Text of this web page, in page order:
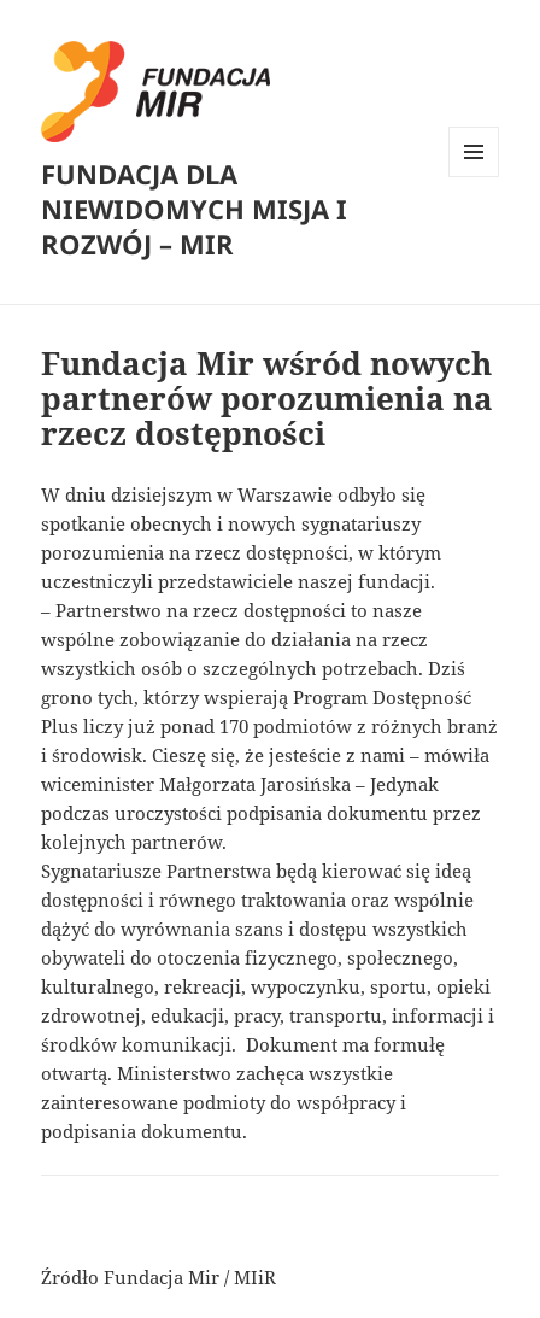
FUNDACJA DLA
NIEWIDOMYCH MISJA I
ROZWÓJ – MIR
Fundacja Mir wśród nowych
partnerów porozumienia na
rzecz dostępności
W dniu dzisiejszym w Warszawie odbyło się
spotkanie obecnych i nowych sygnatariuszy
porozumienia na rzecz dostępności, w którym
uczestniczyli przedstawiciele naszej fundacji.
– Partnerstwo na rzecz dostępności to nasze
wspólne zobowiązanie do działania na rzecz
wszystkich osób o szczególnych potrzebach. Dziś
grono tych, którzy wspierają Program Dostępność
Plus liczy już ponad 170 podmiotów z różnych branż
i środowisk. Cieszę się, że jesteście z nami – mówiła
wiceminister Małgorzata Jarosińska – Jedynak
podczas uroczystości podpisania dokumentu przez
kolejnych partnerów.
Sygnatariusze Partnerstwa będą kierować się ideą
dostępności i równego traktowania oraz wspólnie
dążyć do wyrównania szans i dostępu wszystkich
obywateli do otoczenia fizycznego, społecznego,
kulturalnego, rekreacji, wypoczynku, sportu, opieki
zdrowotnej, edukacji, pracy, transportu, informacji i
środków komunikacji. Dokument ma formułę
otwartą. Ministerstwo zachęca wszystkie
zainteresowane podmioty do współpracy i
podpisania dokumentu.
Źródło Fundacja Mir / MIiR